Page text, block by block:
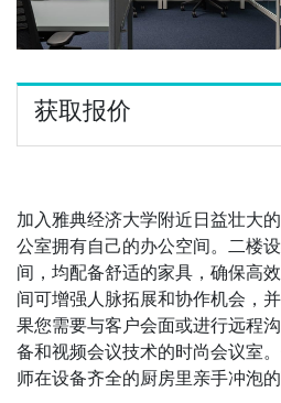
获取报价
加入雅典经济大学附近日益壮大
公室拥有自己的办公空间。二楼
间，均配备舒适的家具，确保高
间可增强人脉拓展和协作机会，
果您需要与客户会面或进行远程
备和视频会议技术的时尚会议室
师在设备齐全的厨房里亲手冲泡的